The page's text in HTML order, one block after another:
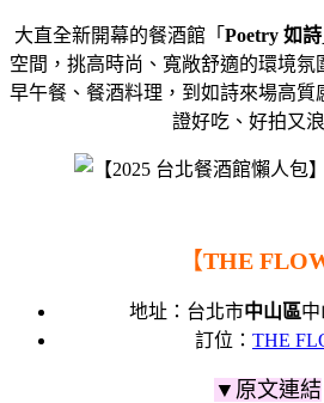
大直全新開幕的餐酒館「 Poetry 如詩
空間，挑高時尚、寬敞舒適的環境氛
早午餐、餐酒料理，到如詩來場高質
證好吃、好拍又浪
【THE
地址：台北市中山區
訂位： THE
▼原文連結